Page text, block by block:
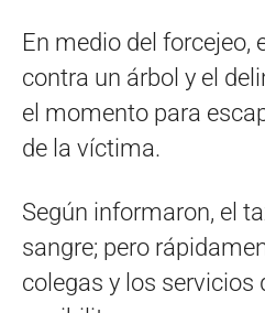
En medio del forcejeo,
contra un árbol y el
el momento para
de la víctima.
Según informaron, el
sangre; pero
colegas y los servicios